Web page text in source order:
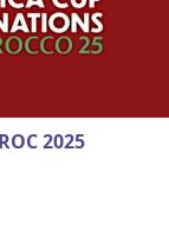
2025